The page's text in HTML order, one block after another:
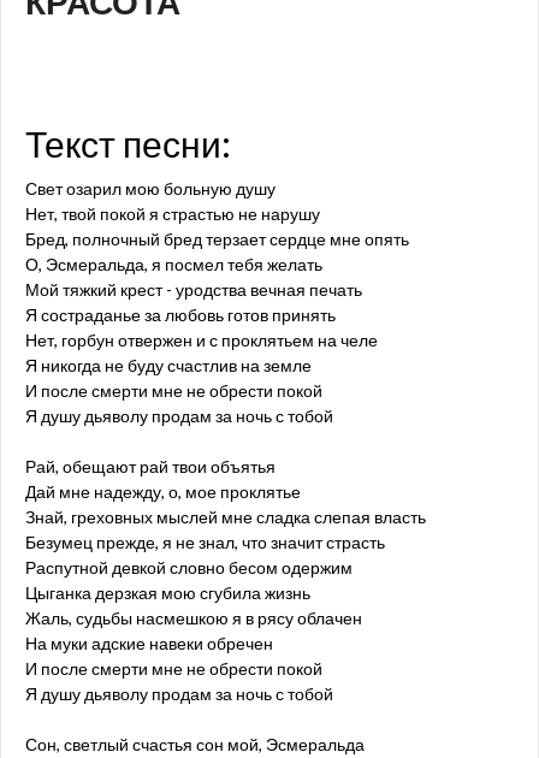
Текст песни:
Свет озарил мою больную душу
Нет, твой покой я страстью не нарушу
Бред, полночный бред терзает сердце мне опять
О, Эсмеральда, я посмел тебя желать
Мой тяжкий крест - уродства вечная печать
Я состраданье за любовь готов принять
Нет, горбун отвержен и с проклятьем на челе
Я никогда не буду счастлив на земле
И после смерти мне не обрести покой
Я душу дьяволу продам за ночь с тобой
Рай, обещают рай твои объятья
Дай мне надежду, о, мое проклятье
Знай, греховных мыслей мне сладка слепая власть
Безумец прежде, я не знал, что значит страсть
Распутной девкой словно бесом одержим
Цыганка дерзкая мою сгубила жизнь
Жаль, судьбы насмешкою я в рясу облачен
На муки адские навеки обречен
И после смерти мне не обрести покой
Я душу дьяволу продам за ночь с тобой
Сон, светлый счастья сон мой, Эсмеральда